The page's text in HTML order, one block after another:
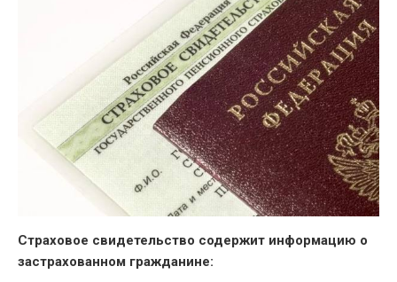
Страховое свидетельство содержит информацию о
застрахованном гражданине: